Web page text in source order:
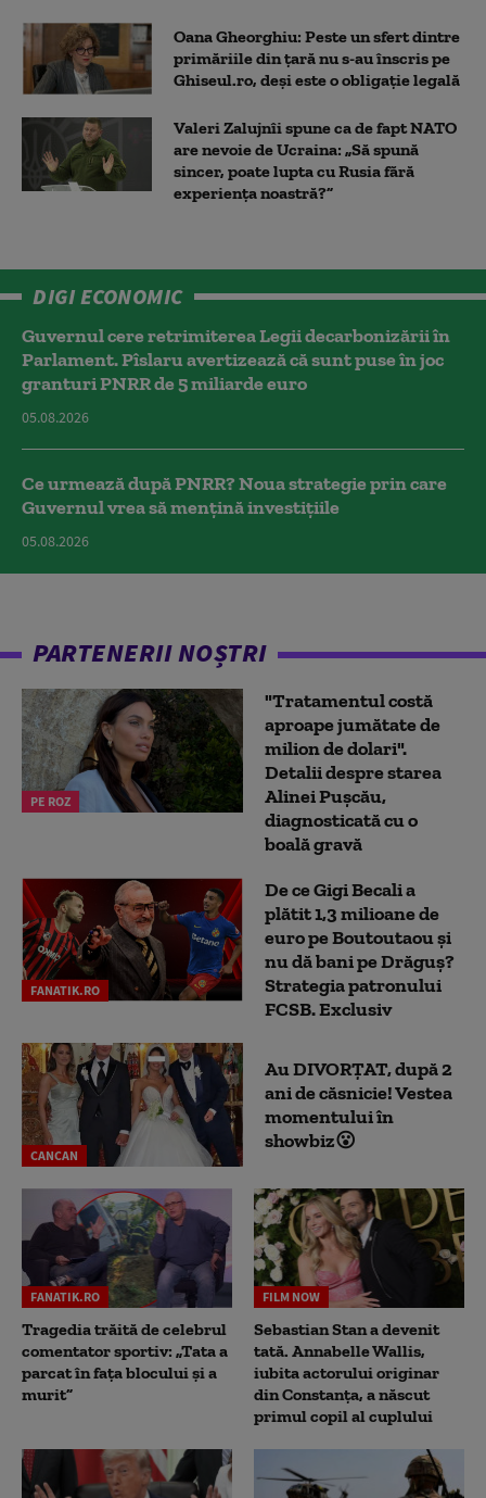
Oana Gheorghiu: Peste un sfert dintre
primăriile din țară nu s-au înscris pe
Ghiseul.ro, deși este o obligație legală
Valeri Zalujnîi spune ca de fapt NATO
are nevoie de Ucraina: „Să spună
sincer, poate lupta cu Rusia fără
experiența noastră?”
DIGI ECONOMIC
Guvernul cere retrimiterea Legii decarbonizării în
Parlament. Pîslaru avertizează că sunt puse în joc
granturi PNRR de 5 miliarde euro
05.08.2026
Ce urmează după PNRR? Noua strategie prin care
Guvernul vrea să mențină investițiile
05.08.2026
PARTENERII NOȘTRI
PE ROZ
"Tratamentul costă
aproape jumătate de
milion de dolari".
Detalii despre starea
Alinei Pușcău,
diagnosticată cu o
boală gravă
FANATIK.RO
De ce Gigi Becali a
plătit 1,3 milioane de
euro pe Boutoutaou și
nu dă bani pe Drăguș?
Strategia patronului
FCSB. Exclusiv
CANCAN
Au DIVORȚAT, după 2
ani de căsnicie! Vestea
momentului în
showbiz😮
FANATIK.RO
Tragedia trăită de celebrul
comentator sportiv: „Tata a
parcat în fața blocului și a
murit”
FILM NOW
Sebastian Stan a devenit
tată. Annabelle Wallis,
iubita actorului originar
din Constanța, a născut
primul copil al cuplului